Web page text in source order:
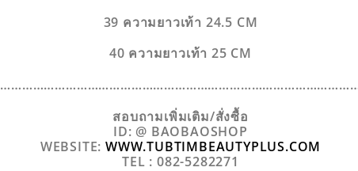
39 ความยาวเท้า 24.5 CM
40 ความยาวเท้า 25 CM
สอบถามเพิ่มเติม/สั่งซื้อ
ID: @ BAOBAOSHOP
WEBSITE: WWW.TUBTIMBEAUTYPLUS.COM
TEL : 082-5282271